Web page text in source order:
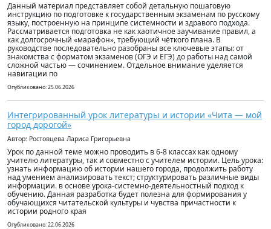
Данный материал представляет собой детальную пошаговую
инструкцию по подготовке к государственным экзаменам по русскому
языку, построенную на принципе системности и здравого подхода.
Рассматривается подготовка не как хаотичное заучивание правил, а
как долгосрочный «марафон», требующий чёткого плана. В
руководстве последовательно разобраны все ключевые этапы: от
знакомства с форматом экзаменов (ОГЭ и ЕГЭ) до работы над самой
сложной частью — сочинением. Отдельное внимание уделяется
навигации по
Опубликовано: 25.06.2026
Интегрированный урок литературы и истории «Чита — мой
город дорогой»
Автор: Ростовцева Лариса Григорьевна
Урок по данной теме можно проводить в 6-8 классах как одному
учителю литературы, так и совместно с учителем истории. Цель урока:
узнать информацию об истории нашего города, продолжить работу
над умением анализировать текст; структурировать различные виды
информации. в основе урока-системно-деятельностный подход к
обучению. Данная разработка будет полезна для формирования у
обучающихся читательской культуры и чувства причастности к
истории родного края
Опубликовано: 22.06.2026